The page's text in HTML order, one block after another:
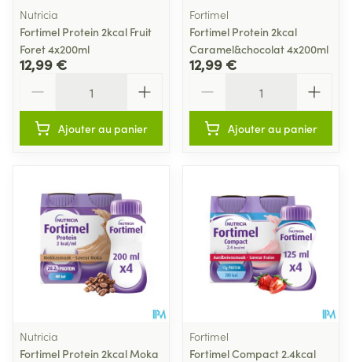
Nutricia
Fortimel Protein 2kcal Fruit
Foret 4x200ml
12,99 €
Ajouter au panier
Fortimel
Fortimel Protein 2kcal
Caramel&chocolat 4x200ml
12,99 €
Ajouter au panier
Nutricia
Fortimel Protein 2kcal Moka
Fortimel
Fortimel Compact 2.4kcal